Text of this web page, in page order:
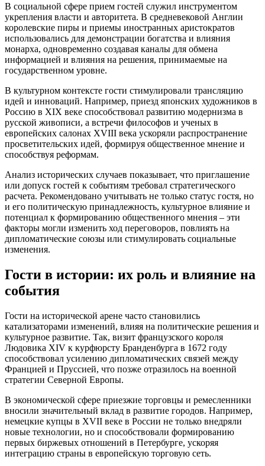
В социальной сфере прием гостей служил инструментом
укрепления власти и авторитета. В средневековой Англии
королевские пиры и приемы иностранных аристократов
использовались для демонстрации богатства и влияния
монарха, одновременно создавая каналы для обмена
информацией и влияния на решения, принимаемые на
государственном уровне.
В культурном контексте гости стимулировали трансляцию
идей и инноваций. Например, приезд японских художников в
Россию в XIX веке способствовал развитию модернизма в
русской живописи, а встречи философов и ученых в
европейских салонах XVIII века ускоряли распространение
просветительских идей, формируя общественное мнение и
способствуя реформам.
Анализ исторических случаев показывает, что приглашение
или допуск гостей к событиям требовал стратегического
расчета. Рекомендовано учитывать не только статус гостя, но
и его политическую принадлежность, культурное влияние и
потенциал к формированию общественного мнения – эти
факторы могли изменить ход переговоров, повлиять на
дипломатические союзы или стимулировать социальные
изменения.
Гости в истории: их роль и влияние на
события
Гости на исторической арене часто становились
катализаторами изменений, влияя на политические решения и
культурное развитие. Так, визит французского короля
Людовика XIV к курфюрсту Бранденбурга в 1672 году
способствовал усилению дипломатических связей между
Францией и Пруссией, что позже отразилось на военной
стратегии Северной Европы.
В экономической сфере приезжие торговцы и ремесленники
вносили значительный вклад в развитие городов. Например,
немецкие купцы в XVII веке в России не только внедряли
новые технологии, но и способствовали формированию
первых биржевых отношений в Петербурге, ускоряя
интеграцию страны в европейскую торговую сеть.